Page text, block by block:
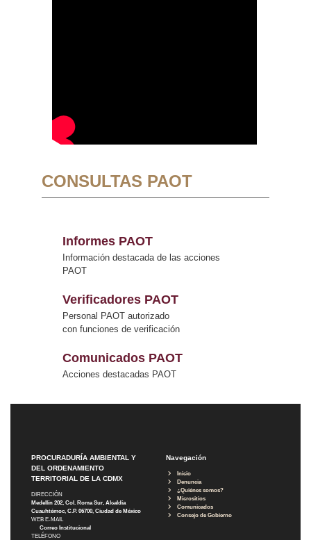
CONSULTAS PAOT
Informes PAOT
Información destacada de las acciones
PAOT
Verificadores PAOT
Personal PAOT autorizado
con funciones de verificación
Comunicados PAOT
Acciones destacadas PAOT
PROCURADURÍA AMBIENTAL Y
DEL ORDENAMIENTO
TERRITORIAL DE LA CDMX
DIRECCIÓN
Medellín 202, Col. Roma Sur, Alcaldía
Cuauhtémoc, C.P. 06700, Ciudad de México
WEB E-MAIL
Correo Institucional
TELÉFONO
Navegación
Inicio
Denuncia
¿Quiénes somos?
Micrositios
Comunicados
Consejo de Gobierno